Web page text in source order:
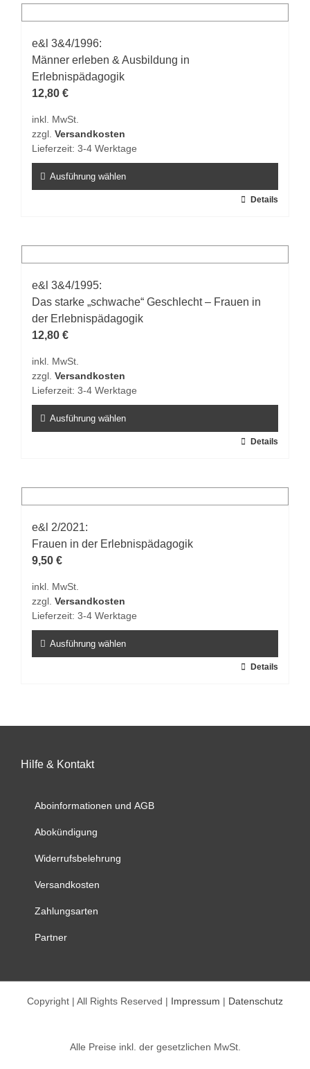
Varianten
auf.
Die
Optionen
können
der
Produktseite
werden
e&l 3&4/1996:
Männer erleben & Ausbildung in
Erlebnispädagogik
12,80 €
inkl. MwSt.
zzgl. Versandkosten
Lieferzeit: 3-4 Werktage
Ausführung wählen
Varianten
auf.
Die
Optionen
können
der
Produktseite
werden
Details
e&l 3&4/1995:
Das starke „schwache“ Geschlecht – Frauen in
der Erlebnispädagogik
12,80 €
inkl. MwSt.
zzgl. Versandkosten
Lieferzeit: 3-4 Werktage
Ausführung wählen
Varianten
auf.
Die
Optionen
auf
der
gewählt
werden
Details
e&l 2/2021:
Frauen in der Erlebnispädagogik
9,50 €
inkl. MwSt.
zzgl. Versandkosten
Lieferzeit: 3-4 Werktage
Ausführung wählen
Die
können
der
werden
Details
Hilfe & Kontakt
Aboinformationen und AGB
Abokündigung
Widerrufsbelehrung
Versandkosten
Zahlungsarten
Partner
Copyright | All Rights Reserved | Impressum | Datenschutz
Alle Preise inkl. der gesetzlichen MwSt.